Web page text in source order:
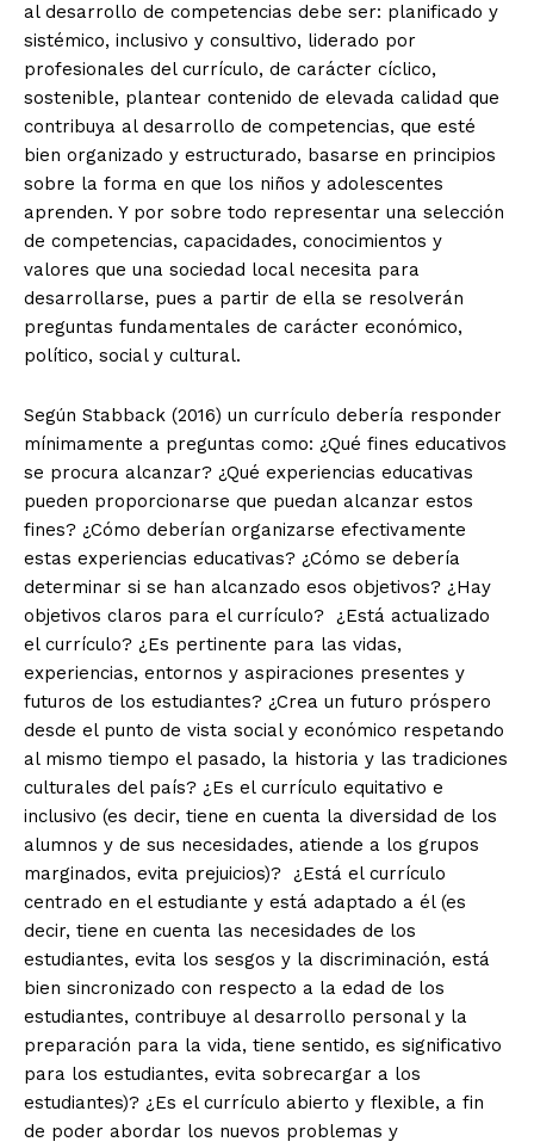
al desarrollo de competencias debe ser: planificado y
sistémico, inclusivo y consultivo, liderado por
profesionales del currículo, de carácter cíclico,
sostenible, plantear contenido de elevada calidad que
contribuya al desarrollo de competencias, que esté
bien organizado y estructurado, basarse en principios
sobre la forma en que los niños y adolescentes
aprenden. Y por sobre todo representar una selección
de competencias, capacidades, conocimientos y
valores que una sociedad local necesita para
desarrollarse, pues a partir de ella se resolverán
preguntas fundamentales de carácter económico,
político, social y cultural.
Según Stabback (2016) un currículo debería responder
mínimamente a preguntas como: ¿Qué fines educativos
se procura alcanzar? ¿Qué experiencias educativas
pueden proporcionarse que puedan alcanzar estos
fines? ¿Cómo deberían organizarse efectivamente
estas experiencias educativas? ¿Cómo se debería
determinar si se han alcanzado esos objetivos? ¿Hay
objetivos claros para el currículo? ¿Está actualizado
el currículo? ¿Es pertinente para las vidas,
experiencias, entornos y aspiraciones presentes y
futuros de los estudiantes? ¿Crea un futuro próspero
desde el punto de vista social y económico respetando
al mismo tiempo el pasado, la historia y las tradiciones
culturales del país? ¿Es el currículo equitativo e
inclusivo (es decir, tiene en cuenta la diversidad de los
alumnos y de sus necesidades, atiende a los grupos
marginados, evita prejuicios)? ¿Está el currículo
centrado en el estudiante y está adaptado a él (es
decir, tiene en cuenta las necesidades de los
estudiantes, evita los sesgos y la discriminación, está
bien sincronizado con respecto a la edad de los
estudiantes, contribuye al desarrollo personal y la
preparación para la vida, tiene sentido, es significativo
para los estudiantes, evita sobrecargar a los
estudiantes)? ¿Es el currículo abierto y flexible, a fin
de poder abordar los nuevos problemas y